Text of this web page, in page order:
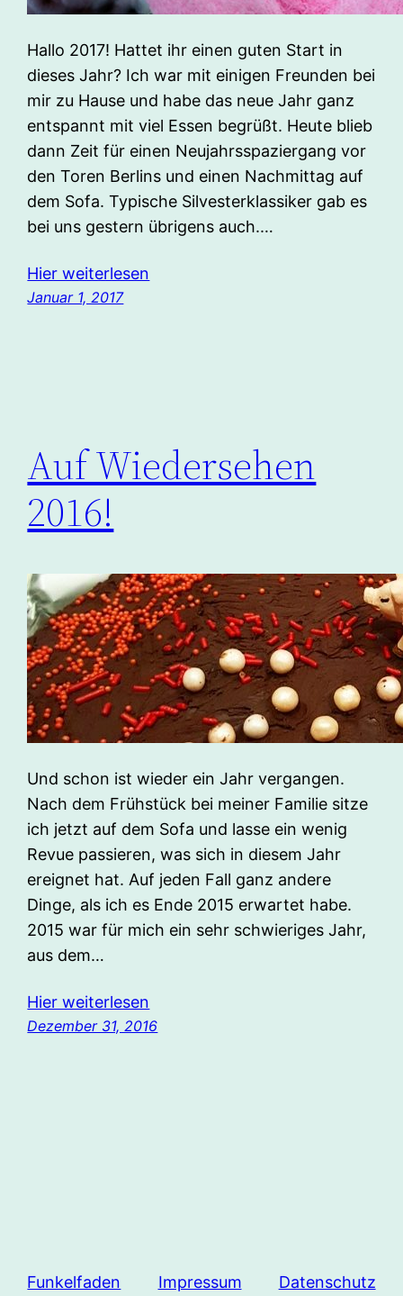
Hallo 2017! Hattet ihr einen guten Start in
dieses Jahr? Ich war mit einigen Freunden bei
mir zu Hause und habe das neue Jahr ganz
entspannt mit viel Essen begrüßt. Heute blieb
dann Zeit für einen Neujahrsspaziergang vor
den Toren Berlins und einen Nachmittag auf
dem Sofa. Typische Silvesterklassiker gab es
bei uns gestern übrigens auch.…
Hier weiterlesen
Januar 1, 2017
Auf Wiedersehen
2016!
Und schon ist wieder ein Jahr vergangen.
Nach dem Frühstück bei meiner Familie sitze
ich jetzt auf dem Sofa und lasse ein wenig
Revue passieren, was sich in diesem Jahr
ereignet hat. Auf jeden Fall ganz andere
Dinge, als ich es Ende 2015 erwartet habe.
2015 war für mich ein sehr schwieriges Jahr,
aus dem…
Hier weiterlesen
Dezember 31, 2016
Funkelfaden Impressum Datenschutz